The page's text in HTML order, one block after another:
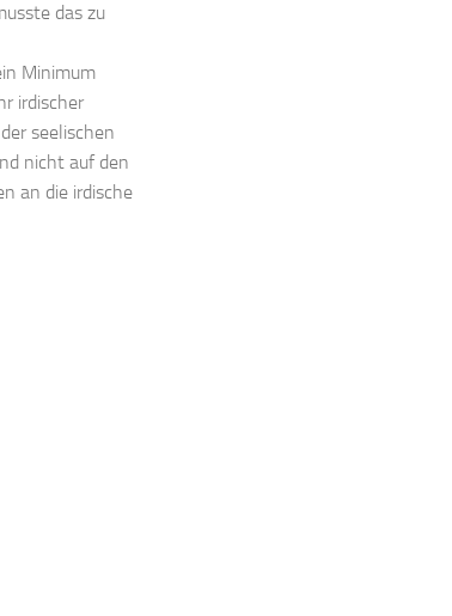
das zu
Minimum
irdischer
seelischen
nicht auf den
an die irdische